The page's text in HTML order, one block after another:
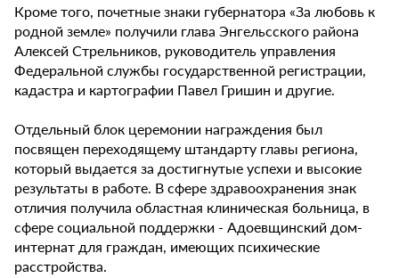
Кроме того, почетные знаки губернатора «За любовь к
родной земле» получили глава Энгельсского района
Алексей Стрельников, руководитель управления
Федеральной службы государственной регистрации,
кадастра и картографии Павел Гришин и другие.
Отдельный блок церемонии награждения был
посвящен переходящему штандарту главы региона,
который выдается за достигнутые успехи и высокие
результаты в работе. В сфере здравоохранения знак
отличия получила областная клиническая больница, в
сфере социальной поддержки - Адоевщинский дом-
интернат для граждан, имеющих психические
расстройства.